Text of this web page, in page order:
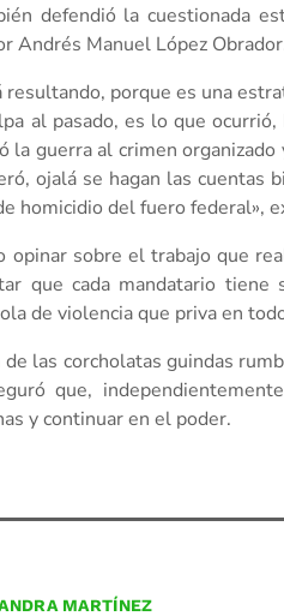
defendió la cuestionada
Andrés Manuel López
resultando, porque es una
al pasado, es lo que
la guerra al crimen
ojalá se hagan las
homicidio del fuero federal»,
opinar sobre el trabajo que
que cada mandatario
de violencia que priva en
las corcholatas guindas
que,
y continuar en el poder.
MARTÍNEZ